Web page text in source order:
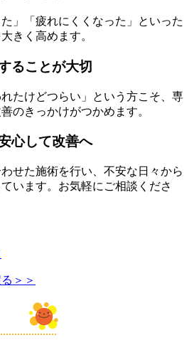
」「疲れにくくなった」といった
きく高めます。
ることが大切
れたけどつらい」という方こそ、専
のきっかけがつかめます。
心して改善へ
せた施術を行い、不安な日々から
います。お気軽にご相談くださ
＞＞